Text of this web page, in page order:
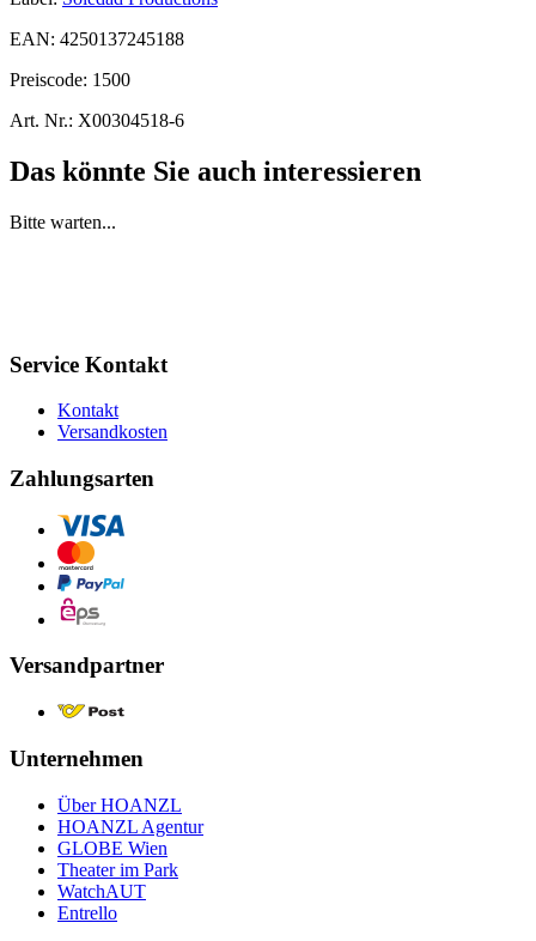
EAN: 4250137245188
Preiscode: 1500
Art. Nr.: X00304518-6
Das könnte Sie auch interessieren
Bitte warten...
Service Kontakt
Kontakt
Versandkosten
Zahlungsarten
Versandpartner
Unternehmen
Über HOANZL
HOANZL Agentur
GLOBE Wien
Theater im Park
WatchAUT
Entrello